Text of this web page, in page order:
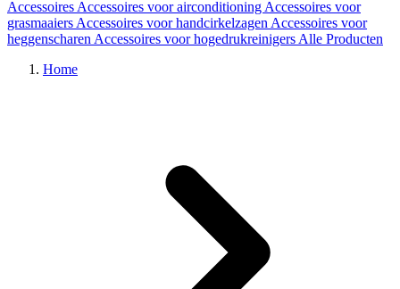
Accessoires Accessoires voor airconditioning Accessoires voor
grasmaaiers Accessoires voor handcirkelzagen Accessoires voor
heggenscharen Accessoires voor hogedrukreinigers Alle Producten
Home